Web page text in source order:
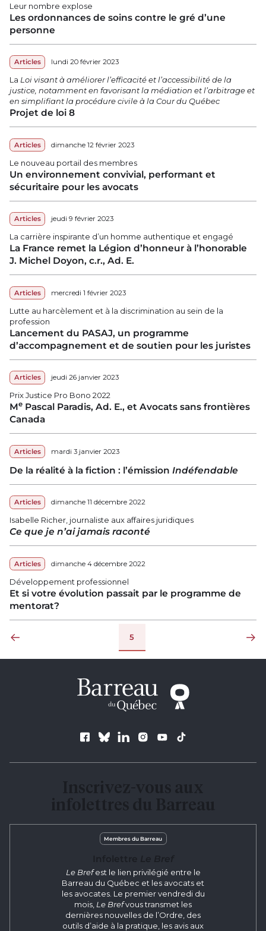
Leur nombre explose
Les ordonnances de soins contre le gré d’une
personne
Articles lundi 20 février 2023
La Loi visant à améliorer l’efficacité et l’accessibilité de la
justice, notamment en favorisant la médiation et l’arbitrage et
en simplifiant la procédure civile à la Cour du Québec
Projet de loi 8
Articles dimanche 12 février 2023
Le nouveau portail des membres
Un environnement convivial, performant et
sécuritaire pour les avocats
Articles jeudi 9 février 2023
La carrière inspirante d’un homme authentique et engagé
La France remet la Légion d’honneur à l’honorable
J. Michel Doyon, c.r., Ad. E.
Articles mercredi 1 février 2023
Lutte au harcèlement et à la discrimination au sein de la
profession
Lancement du PASAJ, un programme
d’accompagnement et de soutien pour les juristes
Articles jeudi 26 janvier 2023
Prix Justice Pro Bono 2022
Me Pascal Paradis, Ad. E., et Avocats sans frontières
Canada
Articles mardi 3 janvier 2023
De la réalité à la fiction : l’émission Indéfendable
Articles dimanche 11 décembre 2022
Isabelle Richer, journaliste aux affaires juridiques
Ce que je n’ai jamais raconté
Articles dimanche 4 décembre 2022
Développement professionnel
Et si votre évolution passait par le programme de
mentorat?
Pagination 5
Page
Suivez le Barreau
Membres du Barreau
Le Brefest le lien privilégié entre le
Barreau du Québec et les avocats et
les avocates. Le premier vendredi du
mois, Le Brefvous transmet les
dernières nouvelles de l’Ordre, des
outils d’aide à la pratique, les avis aux